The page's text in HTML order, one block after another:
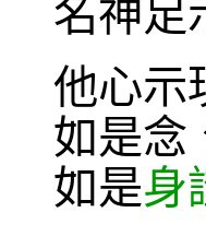
名神足
他心示
如是念
如是身